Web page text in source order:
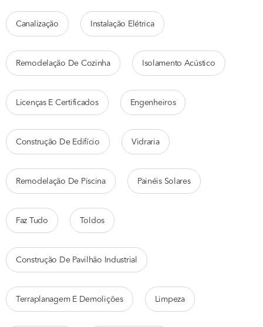
Canalização Instalação Elétrica
Remodelação De Cozinha Isolamento Acústico
Licenças E Certificados Engenheiros
Construção De Edifício Vidraria
Remodelação De Piscina Painéis Solares
Faz Tudo Toldos
Construção De Pavilhão Industrial
Terraplanagem E Demolições Limpeza